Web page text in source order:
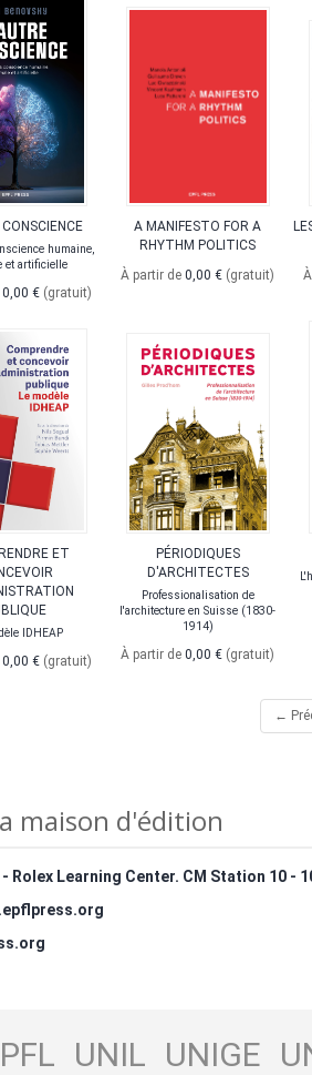
humaine,
et artificielle
0,00 € (gratuit)
A MANIFESTO FOR A
RHYTHM POLITICS
À partir de 0,00 € (gratuit)
ET
IDHEAP
0,00 € (gratuit)
PÉRIODIQUES
D'ARCHITECTES
Professionalisation de
l'architecture en Suisse (1830-
1914)
À partir de 0,00 € (gratuit)
←
maison d'édition
- Rolex Learning Center. CM Station 10 -
UNIL UNIGE